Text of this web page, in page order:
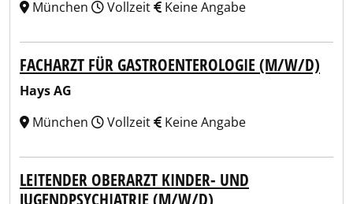
München
Vollzeit Keine Angabe
FACHARZT FÜR GASTROENTEROLOGIE (M/W/D)
Hays AG
München
Vollzeit Keine Angabe
LEITENDER OBERARZT KINDER- UND
JUGENDPSYCHIATRIE (M/W/D)